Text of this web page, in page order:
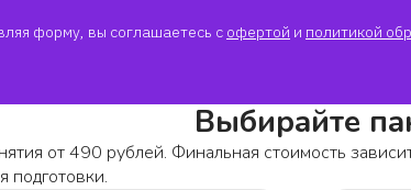
форму, вы соглашаетесь с офертой и политикой
Выбирайте
от 490 рублей. Финальная стоимость
подготовки.